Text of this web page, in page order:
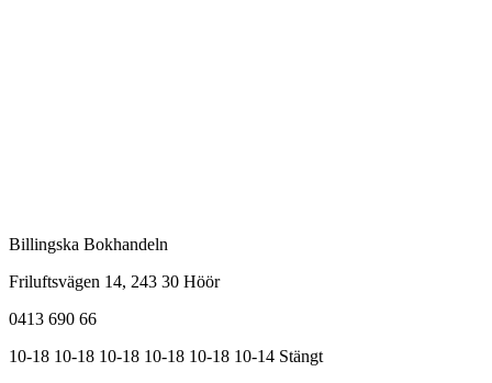
Billingska Bokhandeln
Friluftsvägen 14, 243 30 Höör
0413 690 66
10-18 10-18 10-18 10-18 10-18 10-14 Stängt